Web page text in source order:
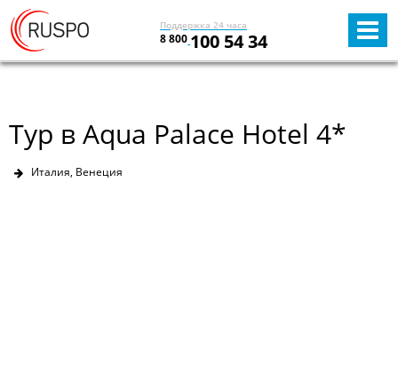
Поддержка 24 часа
8 800 100 54 34
Тур в Aqua Palace Hotel 4*
Италия, Венеция